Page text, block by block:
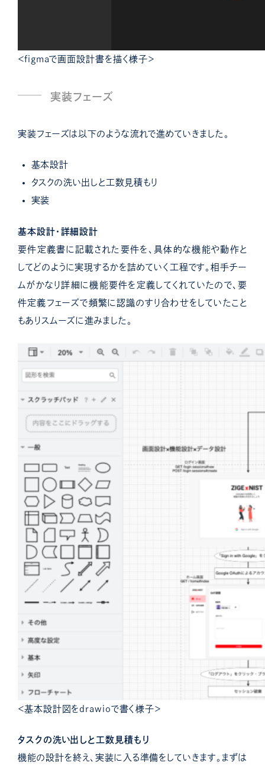
＜figmaで画面設計書を描く様子＞
実装フェーズ
実装フェーズは以下のような流れで進めていきました。
基本設計
タスクの洗い出しと工数見積もり
実装
基本設計・詳細設計
要件定義書に記載された要件を、具体的な機能や動作と
してどのように実現するかを詰めていく工程です。相手チー
ムがかなり詳細に機能要件を定義してくれていたので、要
件定義フェーズで頻繁に認識のすり合わせをしていたこと
もありスムーズに進みました。
＜基本設計図をdrawioで書く様子＞
タスクの洗い出しと工数見積もり
機能の設計を終え、実装に入る準備をしていきます。まずは